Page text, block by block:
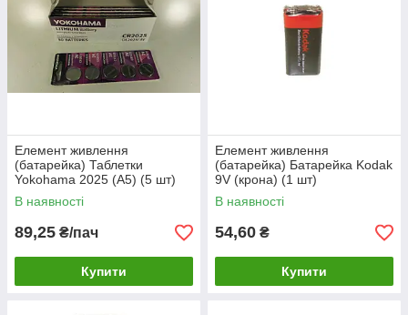
Елемент живлення
(батарейка) Таблетки
Yokohama 2025 (А5) (5 шт)
В наявності
89,25 ₴/пач
Купити
Елемент живлення
(батарейка) Батарейка Kodak
9V (крона) (1 шт)
В наявності
54,60 ₴
Купити